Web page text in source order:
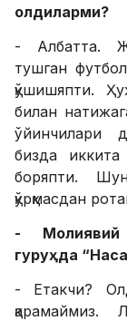
олдиларми?
- Албатта.
тушган
қўшишяпти.
билан
ўйинчилари
бизда
боряпти.
қўрқмасдан
- Молиявий
гуруҳда
- Етакчи?